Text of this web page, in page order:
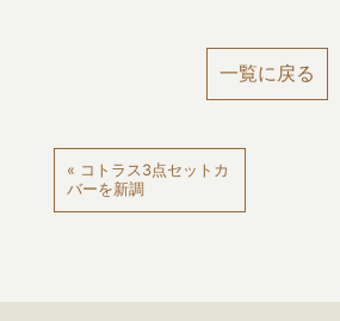
一覧に戻る
« コトラス3点セットカ
バーを新調